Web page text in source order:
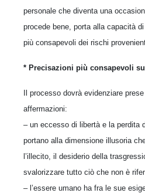
personale che diventa una
procede bene, porta alla capacità
più consapevoli dei rischi
* Precisazioni più consapevoli
Il processo dovrà evidenziare
affermazioni:
– un eccesso di libertà e la perdita
portano alla dimensione illusoria
l’illecito, il desiderio della
svalorizzare tutto ciò che non è
– l’essere umano ha fra le sue